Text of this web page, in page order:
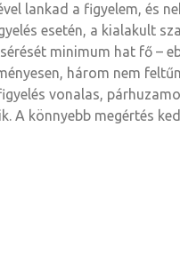
lankad a figyelem, és
esetén, a kialakult
minimum hat fő –
három nem
vonalas,
A könnyebb megértés